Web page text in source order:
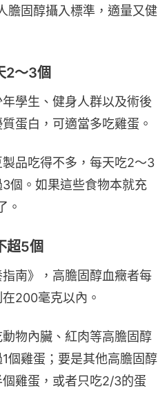
膽固醇攝入標準，適量又健
2～3個
學生、健身人群以及術後
蛋白，可適當多吃雞蛋。
品吃得不多，每天吃2～3
個。如果這些食物本就充
。
超5個
南》，高膽固醇血癥者每
200毫克以內。
物內臟、紅肉等高膽固醇
個雞蛋；要是其他高膽固醇
雞蛋，或者只吃2/3的蛋